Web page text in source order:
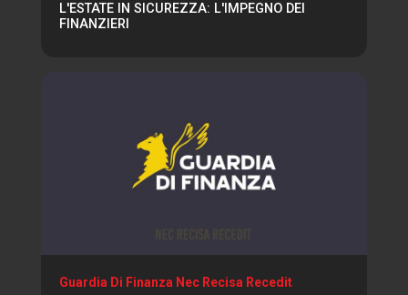
L'ESTATE IN SICUREZZA: L'IMPEGNO DEI
FINANZIERI
Guardia Di Finanza Nec Recisa Recedit